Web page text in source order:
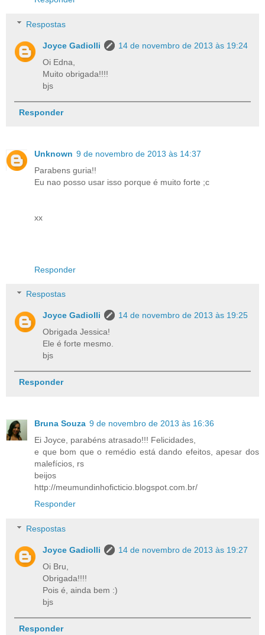
Respostas
Joyce Gadiolli
14 de novembro de 2013 às 19:24
Oi Edna,
Muito obrigada!!!!
bjs
Responder
Unknown 9 de novembro de 2013 às 14:37
Parabens guria!!
Eu nao posso usar isso porque é muito forte ;c
xx
Responder
Respostas
Joyce Gadiolli
14 de novembro de 2013 às 19:25
Obrigada Jessica!
Ele é forte mesmo.
bjs
Responder
Bruna Souza 9 de novembro de 2013 às 16:36
Ei Joyce, parabéns atrasado!!! Felicidades,
e que bom que o remédio está dando efeitos, apesar dos
malefícios, rs
beijos
http://meumundinhoficticio.blogspot.com.br/
Responder
Respostas
Joyce Gadiolli
14 de novembro de 2013 às 19:27
Oi Bru,
Obrigada!!!!
Pois é, ainda bem :)
bjs
Responder